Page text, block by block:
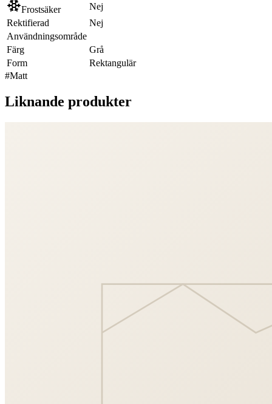
Frostsäker
Nej
Rektifierad
Nej
Användningsområde
Färg
Grå
Form
Rektangulär
#Matt
Liknande produkter